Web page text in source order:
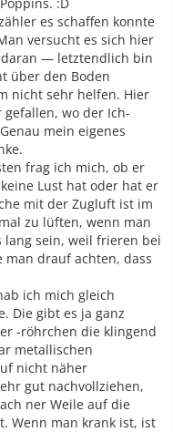
es schaffen konnte
versucht es sich hier
— letztendlich bin
über den Boden
nicht sehr helfen. Hier
wo der Ich-
mein eigenes
frag ich mich, ob er
Lust hat oder hat er
mit der Zugluft ist im
zu lüften, wenn man
lang sein, weil frieren bei
drauf achten, dass
ich mich gleich
Die gibt es ja ganz
-röhrchen die klingend
metallischen
nicht näher
gut nachvollziehen,
ner Weile auf die
Wenn man krank ist, ist